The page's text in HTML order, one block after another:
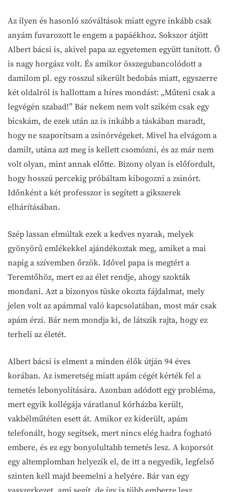
Az ilyen és hasonló szóváltások miatt egyre inkább csak
anyám fuvarozott le engem a papáékhoz. Sokszor átjött
Albert bácsi is, akivel papa az egyetemen együtt tanított. Ő
is nagy horgász volt. És amikor összegubancolódott a
damilom pl. egy rosszul sikerült bedobás miatt, egyszerre
két oldalról is hallottam a híres mondást: „Műteni csak a
legvégén szabad!” Bár nekem nem volt szikém csak egy
bicskám, de ezek után az is inkább a táskában maradt,
hogy ne szaporítsam a zsinórvégeket. Mivel ha elvágom a
damilt, utána azt meg is kellett csomózni, és az már nem
volt olyan, mint annak előtte. Bizony olyan is előfordult,
hogy hosszú percekig próbáltam kibogozni a zsinórt.
Időnként a két professzor is segített a gikszerek
elhárításában.
Szép lassan elmúltak ezek a kedves nyarak, melyek
gyönyörű emlékekkel ajándékoztak meg, amiket a mai
napig a szívemben őrzök. Idővel papa is megtért a
Teremtőhöz, mert ez az élet rendje, ahogy szokták
mondani. Azt a bizonyos tüske okozta fájdalmat, mely
jelen volt az apámmal való kapcsolatában, most már csak
apám érzi. Bár nem mondja ki, de látszik rajta, hogy ez
terheli az életét.
Albert bácsi is elment a minden élők útján 94 éves
korában. Az ismeretség miatt apám cégét kérték fel a
temetés lebonyolítására. Azonban adódott egy probléma,
mert egyik kollégája váratlanul kórházba került,
vakbélműtéten esett át. Amikor ez kiderült, apám
telefonált, hogy segítsek, mert nincs elég hadra fogható
embere, és ez egy bonyolultabb temetés lesz. A koporsót
egy altemplomban helyezik el, de itt a negyedik, legfelső
szinten kell majd beemelni a helyére. Bár van egy